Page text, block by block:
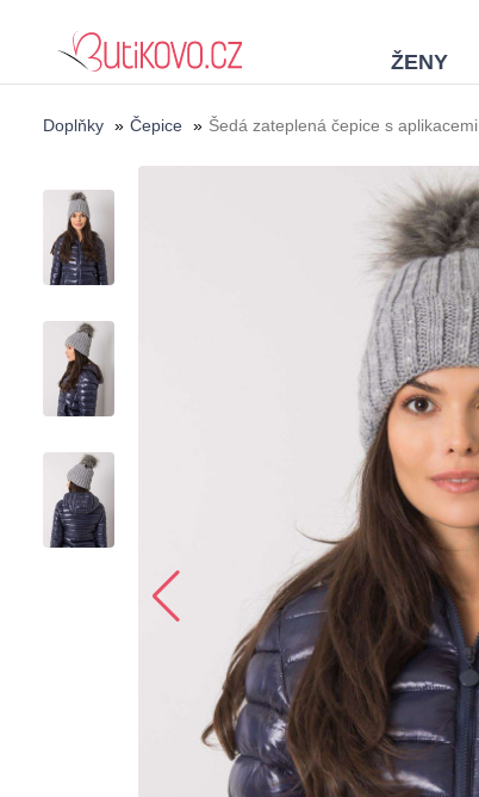
ŽENY
Doplňky » Čepice » Šedá zateplená čepice s aplikacemi